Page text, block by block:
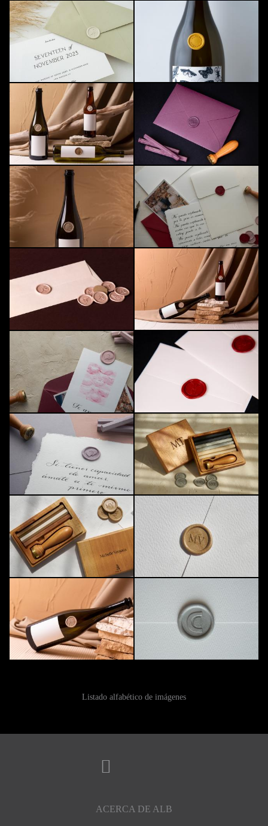
Listado alfabético de imágenes
ACERCA DE ALB